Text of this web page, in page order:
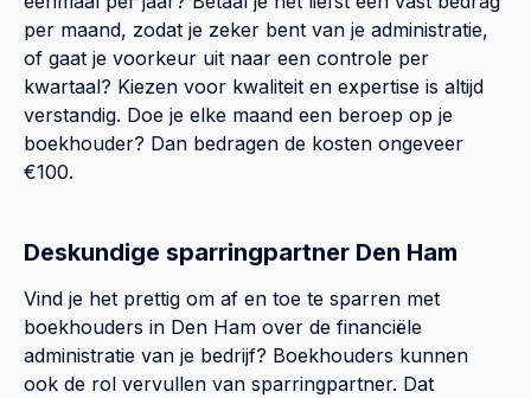
per maand, zodat je zeker bent van je administratie,
of gaat je voorkeur uit naar een controle per
kwartaal? Kiezen voor kwaliteit en expertise is altijd
verstandig. Doe je elke maand een beroep op je
boekhouder? Dan bedragen de kosten ongeveer
€100.
Deskundige sparringpartner Den Ham
Vind je het prettig om af en toe te sparren met
boekhouders in Den Ham over de financiële
administratie van je bedrijf? Boekhouders kunnen
ook de rol vervullen van sparringpartner. Dat